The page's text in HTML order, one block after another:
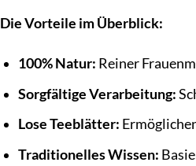
Die Vorteile im Überblick:
100% Natur: Reiner
Sorgfältige Verarbeitung:
Lose Teeblätter:
Traditionelles Wissen: